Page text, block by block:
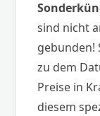
sind nicht
gebunden!
zu dem
Preise in
diesem